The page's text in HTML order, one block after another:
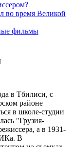
во время Великой
фильмы
в Тбилиси, с
районе
в школе-студии
"Грузия-
а в 1931-
В